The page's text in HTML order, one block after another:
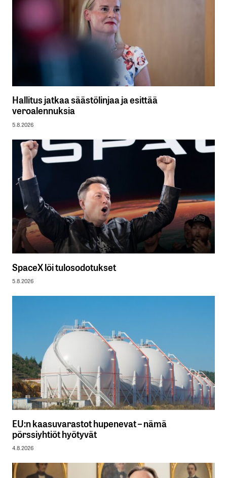
Hallitus jatkaa säästölinjaa ja esittää
veroalennuksia
5.8.2026
SpaceX löi tulosodotukset
5.8.2026
EU:n kaasuvarastot hupenevat – nämä
pörssiyhtiöt hyötyvät
4.8.2026